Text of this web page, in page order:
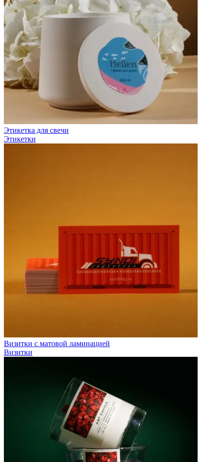
Этикетка для свечи
Этикетки
Визитки с матовой ламинацией
Визитки